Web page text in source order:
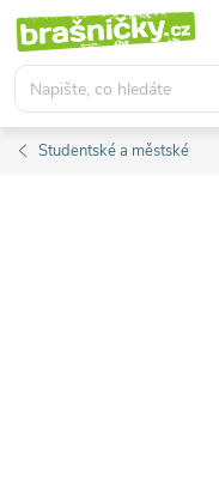
Přejít
obsah
Studentské a městské